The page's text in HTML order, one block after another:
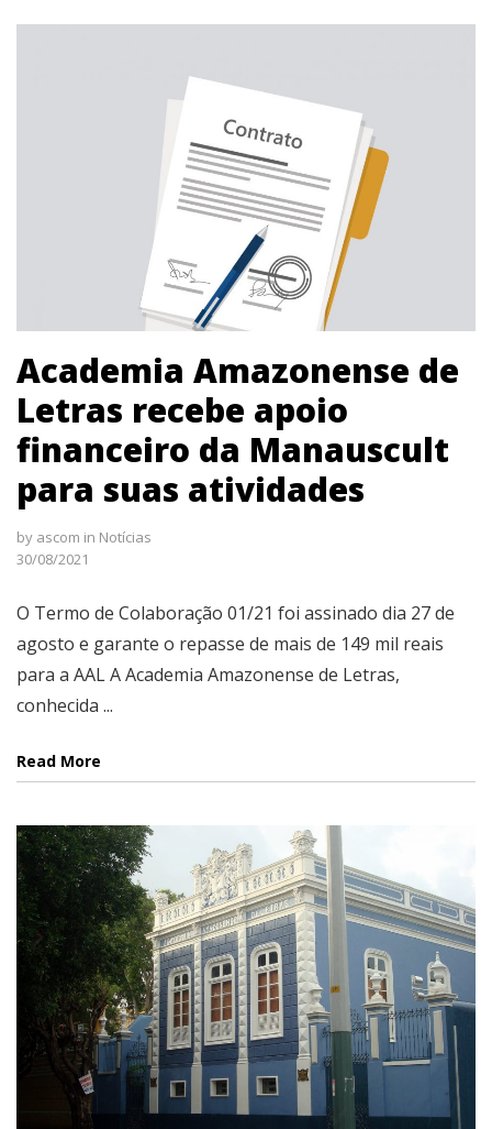
Academia Amazonense de
Letras recebe apoio
financeiro da Manauscult
para suas atividades
by ascom in Notícias
30/08/2021
O Termo de Colaboração 01/21 foi assinado dia 27 de
agosto e garante o repasse de mais de 149 mil reais
para a AAL A Academia Amazonense de Letras,
conhecida ...
Read More